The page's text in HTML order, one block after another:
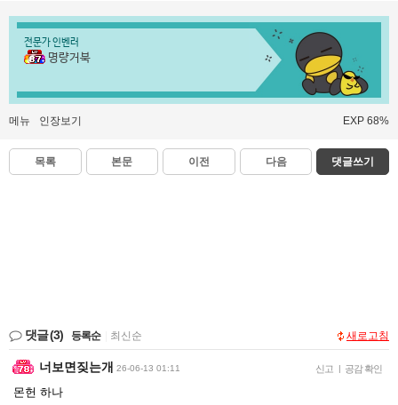
전문가 인벤러
명량거북
메뉴 인장보기 EXP 68%
목록 본문 이전 다음 댓글쓰기
댓글(3) 등록순 최신순 새로고침
너보면짖는개 26-06-13 01:11 신고 | 공감 확인
몬헌 하나